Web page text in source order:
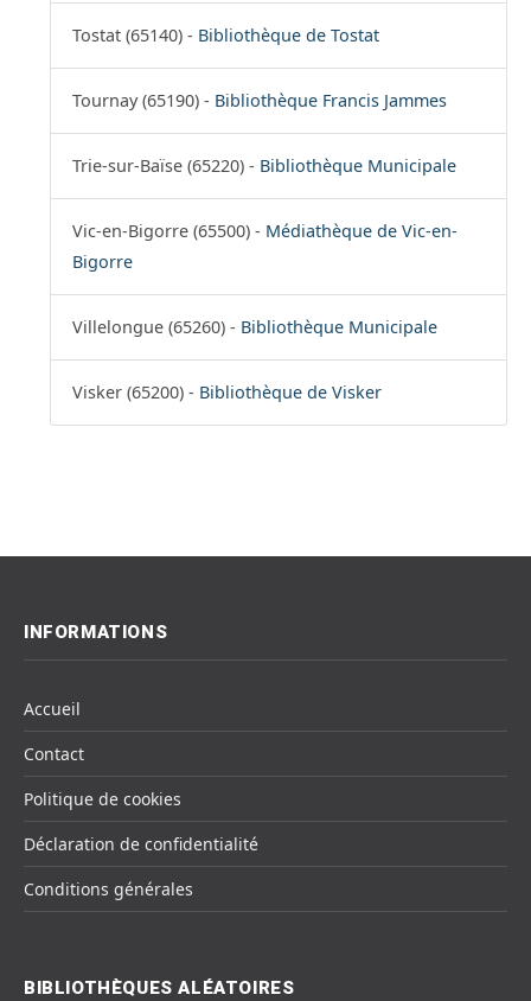
Tostat (65140) - Bibliothèque de Tostat
Tournay (65190) - Bibliothèque Francis Jammes
Trie-sur-Baïse (65220) - Bibliothèque Municipale
Vic-en-Bigorre (65500) - Médiathèque de Vic-en-
Bigorre
Villelongue (65260) - Bibliothèque Municipale
Visker (65200) - Bibliothèque de Visker
INFORMATIONS
Accueil
Contact
Politique de cookies
Déclaration de confidentialité
Conditions générales
BIBLIOTHÈQUES ALÉATOIRES